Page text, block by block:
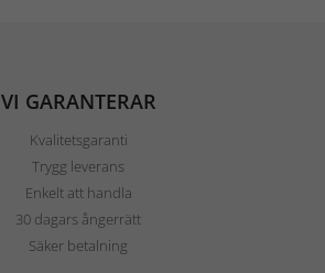
VI GARANTERAR
Kvalitetsgaranti
Trygg leverans
Enkelt att handla
30 dagars ångerrätt
Säker betalning